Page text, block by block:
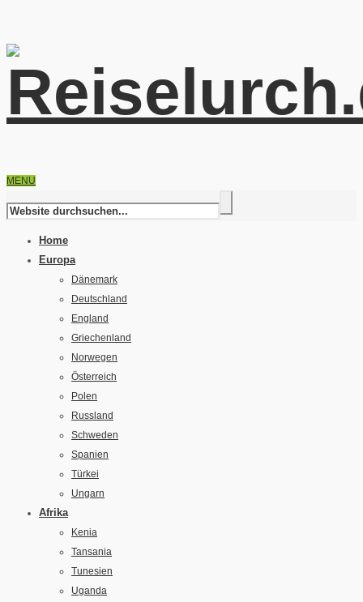
MENU
Home
Europa
Dänemark
Deutschland
England
Griechenland
Norwegen
Österreich
Polen
Russland
Schweden
Spanien
Türkei
Ungarn
Afrika
Kenia
Tansania
Tunesien
Uganda